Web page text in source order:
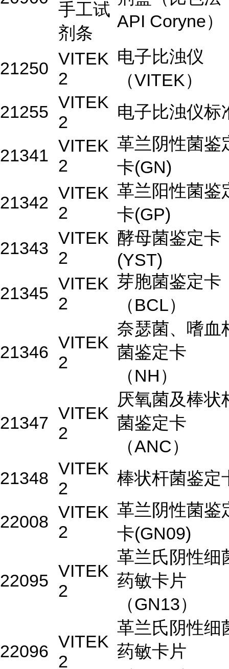
手工试
剂条
API Coryne）
21250 VITEK
2
电子比浊仪
（VITEK）
21255 VITEK
2
电子比浊仪标
21341 VITEK
2
革兰阴性菌鉴
卡(GN)
21342 VITEK
2
革兰阳性菌鉴
卡(GP)
21343
VITEK
2
酵母菌鉴定卡
(YST)
21345 VITEK
2
芽胞菌鉴定卡
（BCL）
21346 VITEK
2
奈瑟菌、嗜血
菌鉴定卡
（NH）
21347 VITEK
2
厌氧菌及棒状
菌鉴定卡
（ANC）
21348 VITEK
2
棒状杆菌鉴定
22008 VITEK
2
革兰阴性菌鉴
卡(GN09)
22095 VITEK
2
革兰氏阴性细
药敏卡片
（GN13）
22096 VITEK
2
革兰氏阴性细
药敏卡片